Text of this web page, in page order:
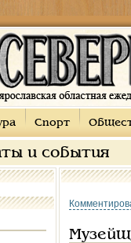
Спорт
и события